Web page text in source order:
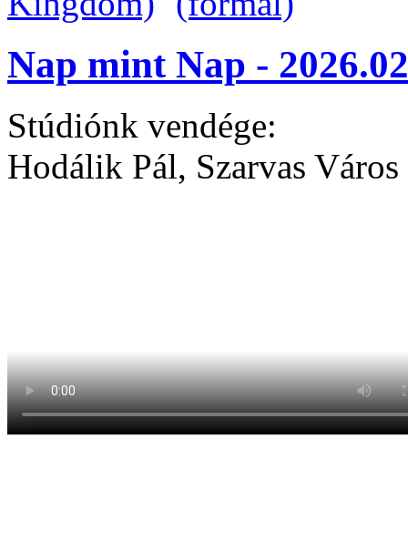
Nap mint Nap -
Stúdiónk vendége:
Hodálik Pál, Szarvas